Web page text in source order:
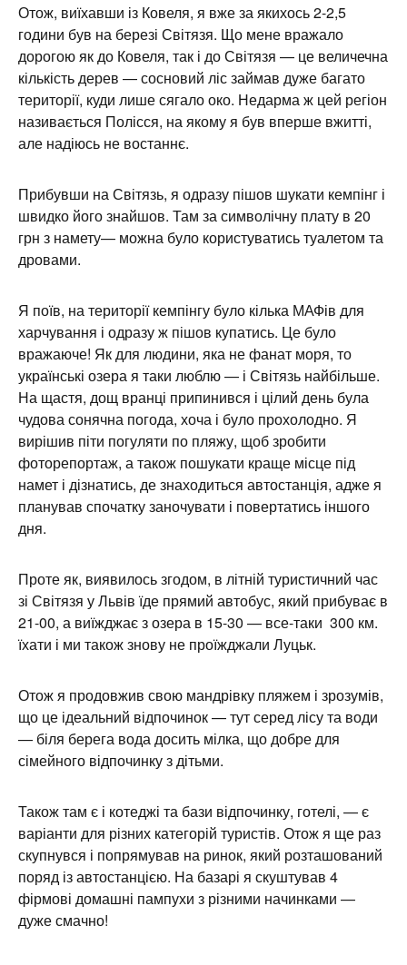
Отож, виїхавши із Ковеля, я вже за якихось 2-2,5
години був на березі Світязя. Що мене вражало
дорогою як до Ковеля, так і до Світязя — це величечна
кількість дерев — сосновий ліс займав дуже багато
території, куди лише сягало око. Недарма ж цей регіон
називається Полісся, на якому я був вперше вжитті,
але надіюсь не востаннє.
Прибувши на Світязь, я одразу пішов шукати кемпінг і
швидко його знайшов. Там за символічну плату в 20
грн з намету— можна було користуватись туалетом та
дровами.
Я поїв, на території кемпінгу було кілька МАФів для
харчування і одразу ж пішов купатись. Це було
вражаюче! Як для людини, яка не фанат моря, то
українські озера я таки люблю — і Світязь найбільше.
На щастя, дощ вранці припинився і цілий день була
чудова сонячна погода, хоча і було прохолодно. Я
вирішив піти погуляти по пляжу, щоб зробити
фоторепортаж, а також пошукати краще місце під
намет і дізнатись, де знаходиться автостанція, адже я
планував спочатку заночувати і повертатись іншого
дня.
Проте як, виявилось згодом, в літній туристичний час
зі Світязя у Львів їде прямий автобус, який прибуває в
21-00, а виїжджає з озера в 15-30 — все-таки 300 км.
їхати і ми також знову не проїжджали Луцьк.
Отож я продовжив свою мандрівку пляжем і зрозумів,
що це ідеальний відпочинок — тут серед лісу та води
— біля берега вода досить мілка, що добре для
сімейного відпочинку з дітьми.
Також там є і котеджі та бази відпочинку, готелі, — є
варіанти для різних категорій туристів. Отож я ще раз
скупнувся і попрямував на ринок, який розташований
поряд із автостанцією. На базарі я скуштував 4
фірмові домашні пампухи з різними начинками —
дуже смачно!